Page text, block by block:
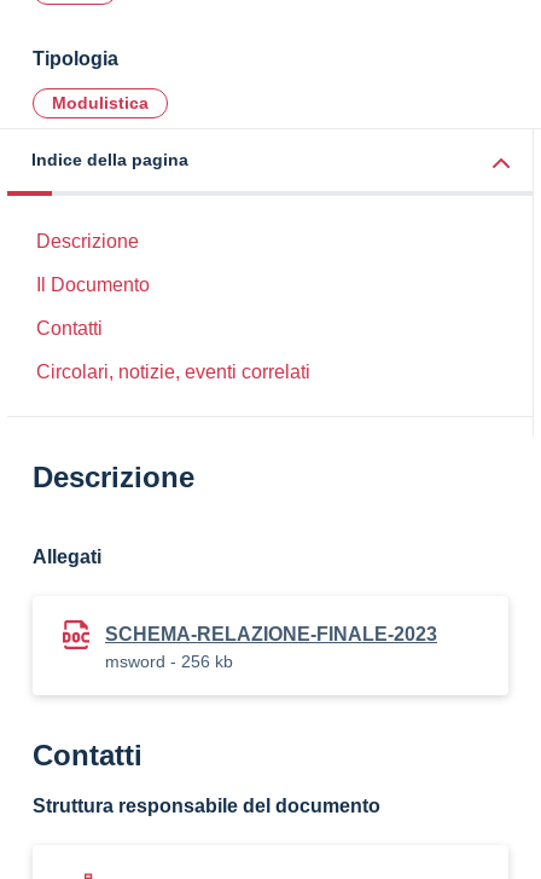
Tipologia
Modulistica
Indice della pagina
Descrizione
Il Documento
Contatti
Circolari, notizie, eventi correlati
Descrizione
Allegati
SCHEMA-RELAZIONE-FINALE-2023
msword - 256 kb
Contatti
Struttura responsabile del documento